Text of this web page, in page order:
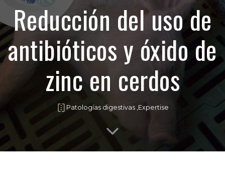
Biológicos
One Health
Reducción del uso de
antibióticos y óxido de
zinc en cerdos
Patologías digestivas , Expertise